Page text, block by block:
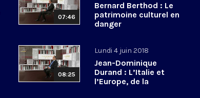
07:46
Bernard Berthod : Le
patrimoine culturel en
danger
08:25
Lundi 4 juin 2018
Jean-Dominique
Durand : L’Italie et
l’Europe, de la